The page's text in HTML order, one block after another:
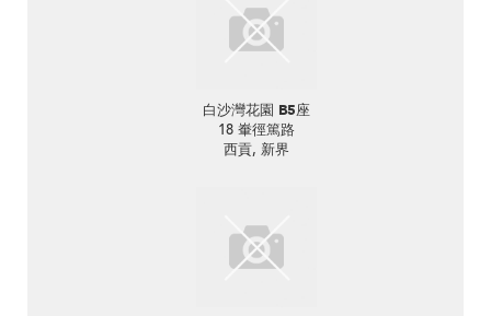
白沙灣花園 B5座
18 輋徑篤路
西貢, 新界